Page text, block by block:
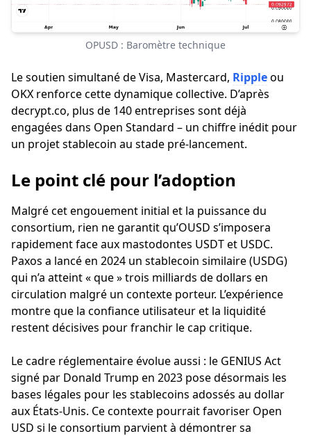
OPUSD : Baromètre technique
Le soutien simultané de Visa, Mastercard, Rippleou
OKX renforce cette dynamique collective. D’après
decrypt.co, plus de 140 entreprises sont déjà
engagées dans Open Standard – un chiffre inédit pour
un projet stablecoin au stade pré-lancement.
Le point clé pour l’adoption
Malgré cet engouement initial et la puissance du
consortium, rien ne garantit qu’OUSD s’imposera
rapidement face aux mastodontes USDT et USDC.
Paxos a lancé en 2024 un stablecoin similaire (USDG)
qui n’a atteint « que » trois milliards de dollars en
circulation malgré un contexte porteur. L’expérience
montre que la confiance utilisateur et la liquidité
restent décisives pour franchir le cap critique.
Le cadre réglementaire évolue aussi : le GENIUS Act
signé par Donald Trump en 2023 pose désormais les
bases légales pour les stablecoins adossés au dollar
aux États-Unis. Ce contexte pourrait favoriser Open
USD si le consortium parvient à démontrer sa